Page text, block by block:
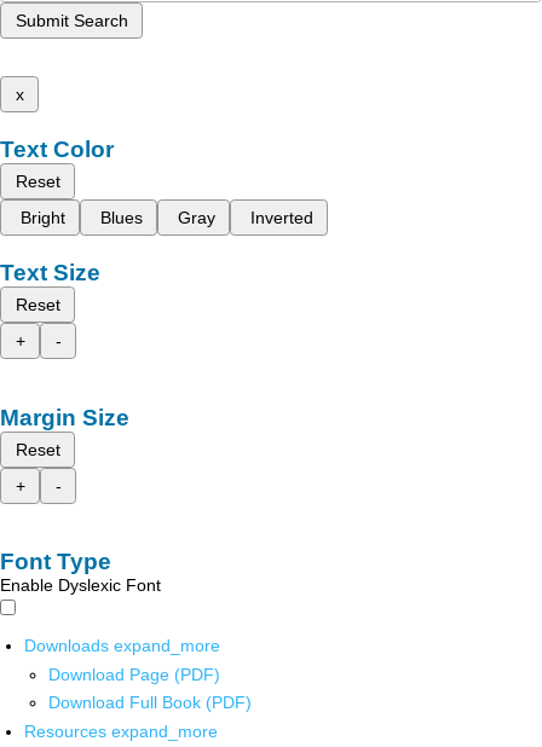
Submit Search
x
Text Color
Reset
Bright
Blues Gray Inverted
Text Size
Reset
+
-
Margin Size
Reset
+
-
Font Type
Enable Dyslexic Font
Downloads expand_more
Download Page (PDF)
Download Full Book (PDF)
Resources expand_more